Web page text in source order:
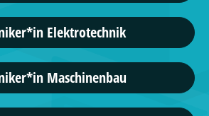
Elektrotechnik
Maschinenbau